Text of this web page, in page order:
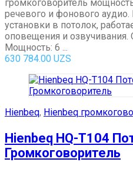
громкоговоритель
речевого и фонового
установки в потолок,
оповещения и озвучивания.
Мощность: 6 ...
630 784.00 UZS
Hienbeq, Hienbeq
Hienbeq HQ-T104
Громкоговоритель